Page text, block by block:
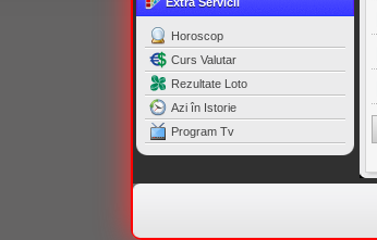
Horoscop
Curs Valutar
Rezultate Loto
Azi în Istorie
Program Tv